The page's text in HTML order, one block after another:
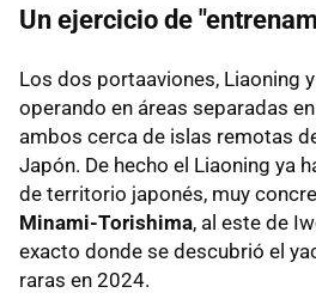
Un ejercicio de
Los dos portaaviones, Liaoning
operando en áreas separadas
ambos cerca de islas remotas
Japón. De hecho el Liaoning ya
de territorio japonés, muy
Minami-Torishima, al este de
exacto donde se descubrió el
raras en 2024.